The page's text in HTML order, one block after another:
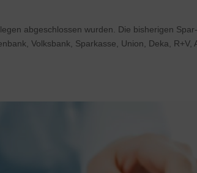
abgeschlossen wurden. Die bisherigen
Volksbank, Sparkasse, Union, Deka,